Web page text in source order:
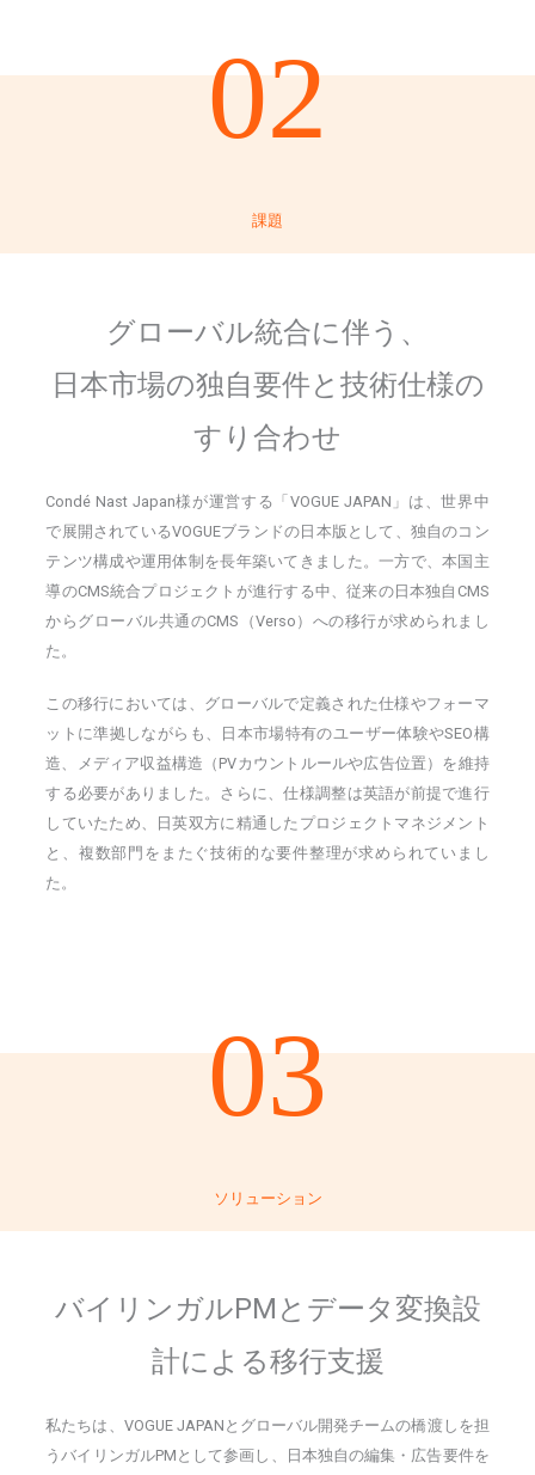
02
課題
グローバル統合に伴う、
日本市場の独自要件と技術仕様の
すり合わせ
Condé Nast Japan様が運営する「VOGUE JAPAN」は、世界中
で展開されているVOGUEブランドの日本版として、独自のコン
テンツ構成や運用体制を長年築いてきました。一方で、本国主
導のCMS統合プロジェクトが進行する中、従来の日本独自CMS
からグローバル共通のCMS（Verso）への移行が求められまし
た。
この移行においては、グローバルで定義された仕様やフォーマ
ットに準拠しながらも、日本市場特有のユーザー体験やSEO構
造、メディア収益構造（PVカウントルールや広告位置）を維持
する必要がありました。さらに、仕様調整は英語が前提で進行
していたため、日英双方に精通したプロジェクトマネジメント
と、複数部門をまたぐ技術的な要件整理が求められていまし
た。
03
ソリューション
バイリンガルPMとデータ変換設
計による移行支援
私たちは、VOGUE JAPANとグローバル開発チームの橋渡しを担
うバイリンガルPMとして参画し、日本独自の編集・広告要件を